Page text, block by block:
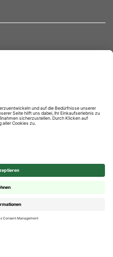
GmbH & Co KG
Verkaufs- und 2 Bewertungsplattformen